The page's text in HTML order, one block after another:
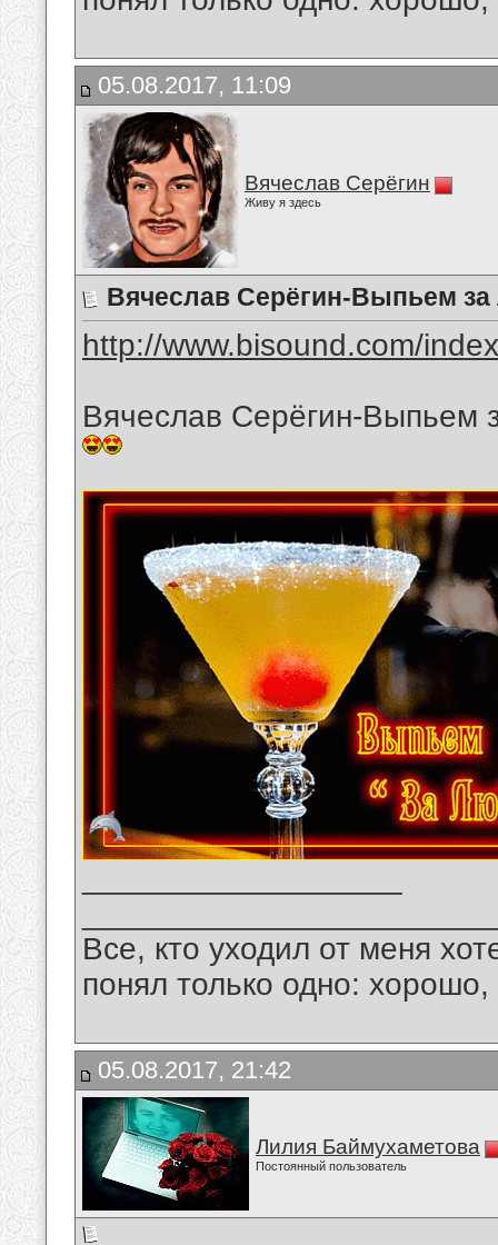
05.08.2017, 11:09
Вячеслав Серёгин
Живу я здесь
Вячеслав Серёгин-Выпьем
http://www.bisound.com/
Вячеслав Серёгин-Выпьем
Все, кто уходил от меня
понял только одно:
05.08.2017, 21:42
Лилия Баймухаметова
Постоянный пользователь